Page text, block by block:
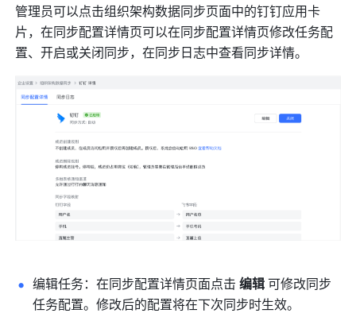
管理员可以点击组织架构数据同步页面中的钉钉应用卡
片，在同步配置详情页可以在同步配置详情页修改任务配
置、开启或关闭同步，在同步日志中查看同步详情。
编辑任务：在同步配置详情页面点击 编辑 可修改同步
任务配置。修改后的配置将在下次同步时生效。